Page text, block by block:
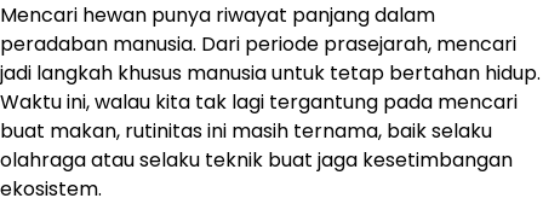
Mencari hewan punya riwayat panjang dalam
peradaban manusia. Dari periode prasejarah, mencari
jadi langkah khusus manusia untuk tetap bertahan hidup.
Waktu ini, walau kita tak lagi tergantung pada mencari
buat makan, rutinitas ini masih ternama, baik selaku
olahraga atau selaku teknik buat jaga kesetimbangan
ekosistem.